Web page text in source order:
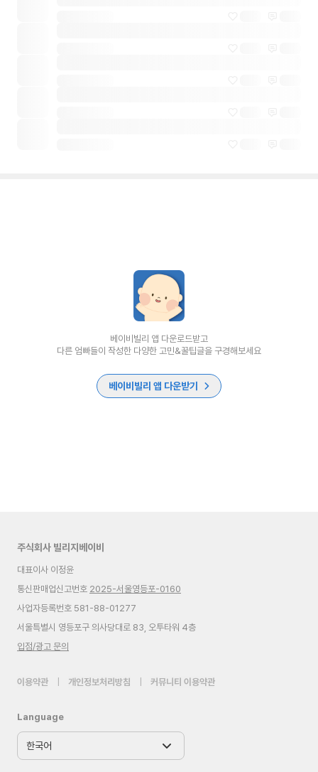
베이비빌리 앱 다운로드받고
다른 엄빠들이 작성한 다양한 고민&꿀팁글을 구경해보세요
베이비빌리 앱 다운받기
주식회사 빌리지베이비
대표이사 이정윤
통신판매업신고번호 2025-서울영등포-0160
사업자등록번호 581-88-01277
서울특별시 영등포구 의사당대로 83, 오투타워 4층
입점/광고 문의
이용약관 개인정보처리방침 커뮤니티 이용약관
Language